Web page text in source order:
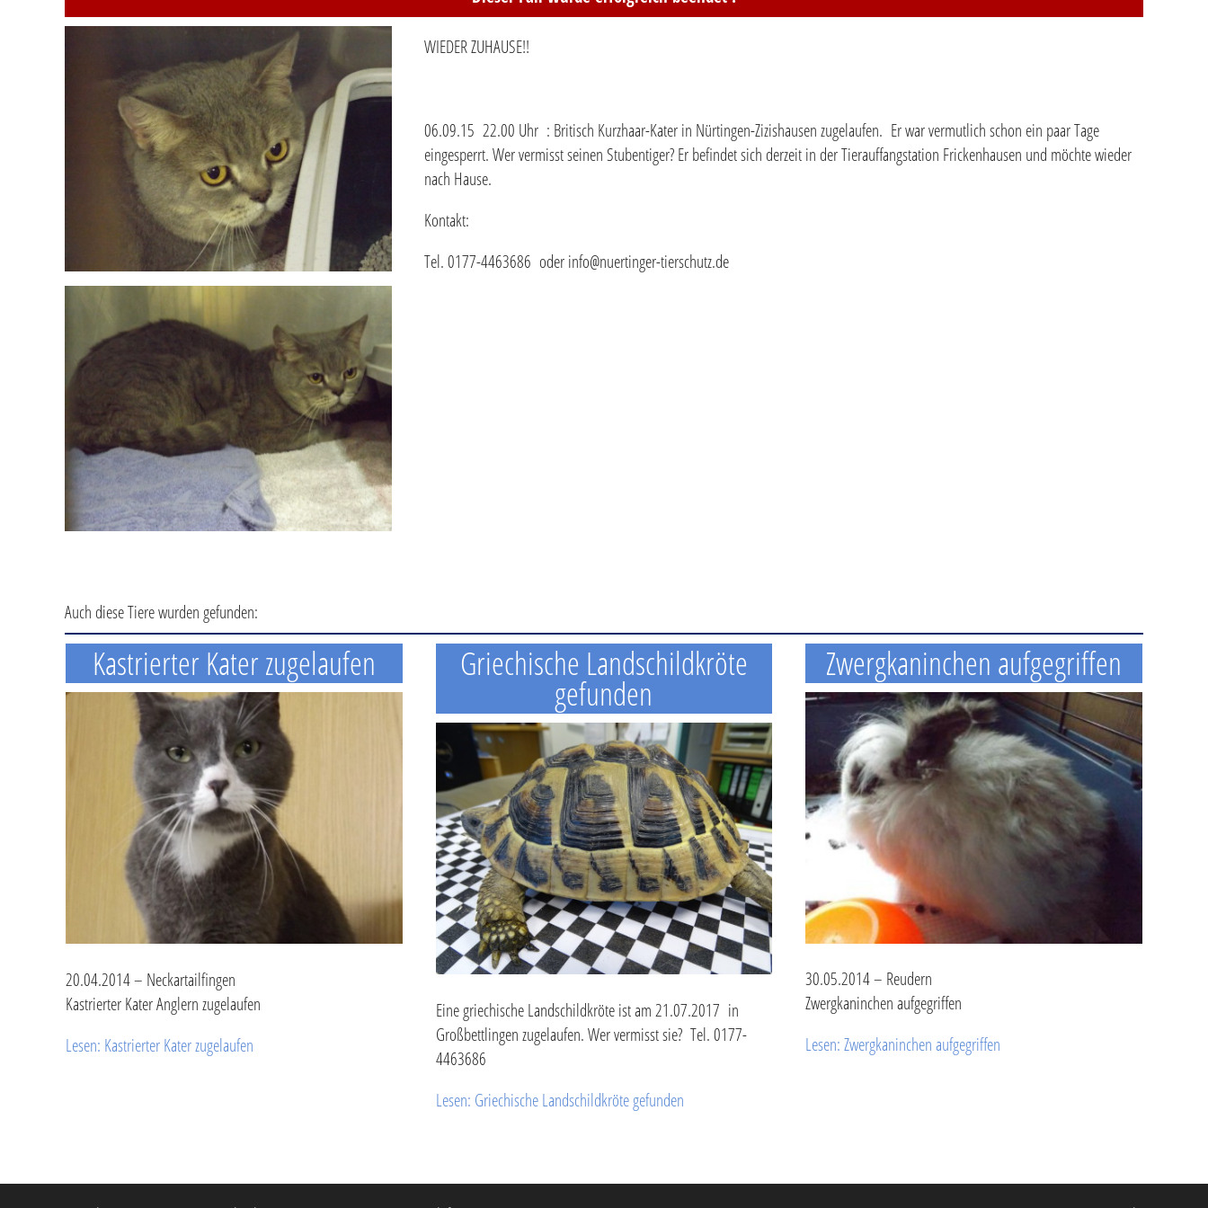
WIEDER ZUHAUSE!!
06.09.15 22.00 Uhr : Britisch Kurzhaar-Kater in Nürtingen-Zizishausen zugelaufen. Er war vermutlich schon ein paar Tage
eingesperrt. Wer vermisst seinen Stubentiger? Er befindet sich derzeit in der Tierauffangstation Frickenhausen und möchte wieder
nach Hause.
Kontakt:
Tel. 0177-4463686 oder info@nuertinger-tierschutz.de
Auch diese Tiere wurden gefunden:
Kastrierter Kater zugelaufen
20.04.2014 – Neckartailfingen
Kastrierter Kater Anglern zugelaufen
Lesen: Kastrierter Kater zugelaufen
Griechische Landschildkröte
gefunden
Eine griechische Landschildkröte ist am 21.07.2017 in
Großbettlingen zugelaufen. Wer vermisst sie? Tel. 0177-
4463686
Lesen: Griechische Landschildkröte gefunden
Zwergkaninchen aufgegriffen
30.05.2014 – Reudern
Zwergkaninchen aufgegriffen
Lesen: Zwergkaninchen aufgegriffen